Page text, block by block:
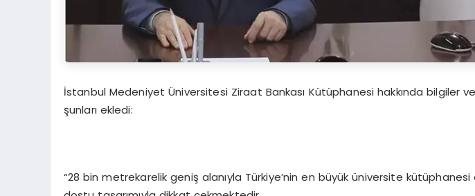
İstanbul Medeniyet Üniversitesi Ziraat Bankası Kütüphanesi hakkında bilgiler
şunları ekledi:
“28 bin metrekarelik geniş alanıyla Türkiye’nin en büyük üniversite